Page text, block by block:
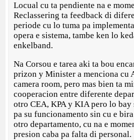
Locual cu ta pendiente na e
Reclassering ta feedback di
periode cu lo tuma pa
opera e sistema, tambe ken lo
enkelband.
Na Corsou e tarea aki ta bou
prizon y Minister a menciona cu
camera room, pero mas bien ta
cooperacion entre diferente
otro CEA, KPA y KIA pero lo bay
pa su funcionamento sin cu e
otro departamento, cu na e
presion caba pa falta di personal.